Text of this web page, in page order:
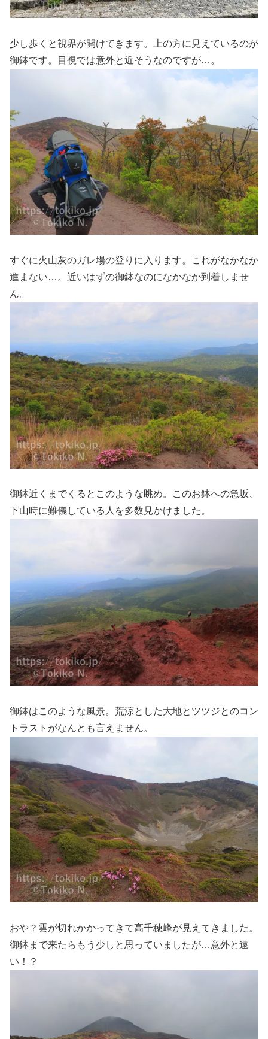
少し歩くと視界が開けてきます。上の方に見えているのが
御鉢です。目視では意外と近そうなのですが…。
すぐに火山灰のガレ場の登りに入ります。これがなかなか
進まない…。近いはずの御鉢なのになかなか到着しませ
ん。
御鉢近くまでくるとこのような眺め。このお鉢への急坂、
下山時に難儀している人を多数見かけました。
御鉢はこのような風景。荒涼とした大地とツツジとのコン
トラストがなんとも言えません。
おや？雲が切れかかってきて高千穂峰が見えてきました。
御鉢まで来たらもう少しと思っていましたが…意外と遠
い！？